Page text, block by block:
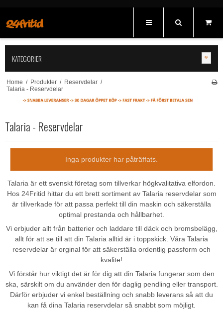
KATEGORIER
Home / Produkter / Reservdelar /
Talaria - Reservdelar
Talaria - Reservdelar
Inga produkter har påträffats.
Talaria är ett svenskt företag som tillverkar högkvalitativa elfordon.
Hos 24Fritid hittar du ett brett sortiment av Talaria reservdelar som
är tillverkade för att passa perfekt till din maskin och säkerställa
optimal prestanda och hållbarhet.
Vi erbjuder allt från batterier och laddare till däck och bromsbelägg,
allt för att se till att din Talaria alltid är i toppskick. Våra Talaria
reservdelar är orginal för att säkerställa ordentlig passform och
kvalite!
Vi förstår hur viktigt det är för dig att din Talaria fungerar som den
ska, särskilt om du använder den för daglig pendling eller transport.
Därför erbjuder vi enkel beställning och snabb leverans så att du
kan få dina Talaria reservdelar så snabbt som möjligt.